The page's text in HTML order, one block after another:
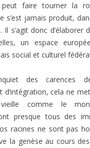
peut faire tourner la
s’est jamais produit,
Il s’agit donc d’élaborer
un espace
social et culturel
des carences
d’intégration, cela ne
vieille comme le
presque tous des
racines ne sont pas
la genèse au cours